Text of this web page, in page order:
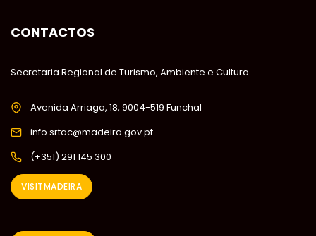
CONTACTOS
Secretaria Regional de Turismo, Ambiente e Cultura
Avenida Arriaga, 18, 9004-519 Funchal
info.srtac@madeira.gov.pt
(+351) 291 145 300
VISITMADEIRA